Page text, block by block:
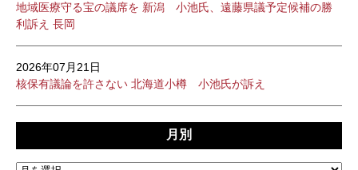
地域医療守る宝の議席を 新潟 小池氏、遠藤県議予定候補の勝
利訴え 長岡
2026年07月21日
核保有議論を許さない 北海道小樽 小池氏が訴え
月別